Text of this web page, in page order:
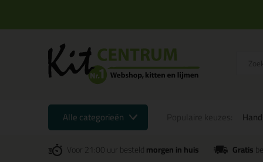
Alle categorieën
Voor 21:00 uur besteldmorgen in huis Gratis